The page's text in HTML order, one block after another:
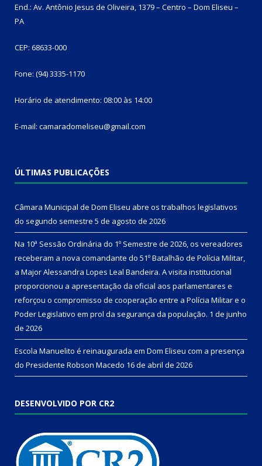
End.: Av. Antônio Jesus de Oliveira, 1379 – Centro – Dom Eliseu –
PA
CEP: 68633-000
Fone: (94) 3335-1170
Horário de atendimento: 08:00 às 14:00
E-mail: camaradomeliseu@gmail.com
ÚLTIMAS PUBLICAÇÕES
Câmara Municipal de Dom Eliseu abre os trabalhos legislativos
do segundo semestre 5 de agosto de 2026
Na 10ª Sessão Ordinária do 1º Semestre de 2026, os vereadores
receberam a nova comandante do 51º Batalhão de Polícia Militar,
a Major Alessandra Lopes Leal Bandeira. A visita institucional
proporcionou a apresentação da oficial aos parlamentares e
reforçou o compromisso de cooperação entre a Polícia Militar e o
Poder Legislativo em prol da segurança da população. 1 de junho
de 2026
Escola Manuelito é reinaugurada em Dom Eliseu com a presença
do Presidente Robson Macedo 16 de abril de 2026
DESENVOLVIDO POR CR2